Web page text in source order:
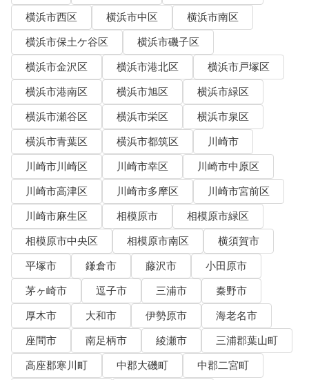
横浜市西区
横浜市中区
横浜市南区
横浜市保土ケ谷区
横浜市磯子区
横浜市金沢区
横浜市港北区
横浜市戸塚区
横浜市港南区
横浜市旭区
横浜市緑区
横浜市瀬谷区
横浜市栄区
横浜市泉区
横浜市青葉区
横浜市都筑区
川崎市
川崎市川崎区
川崎市幸区
川崎市中原区
川崎市高津区
川崎市多摩区
川崎市宮前区
川崎市麻生区
相模原市
相模原市緑区
相模原市中央区
相模原市南区
横須賀市
平塚市
鎌倉市 藤沢市
小田原市
茅ヶ崎市
逗子市 三浦市
秦野市
厚木市
大和市 伊勢原市
海老名市
座間市
南足柄市 綾瀬市
三浦郡葉山町
高座郡寒川町
中郡大磯町
中郡二宮町